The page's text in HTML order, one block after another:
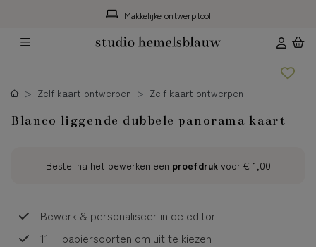
Makkelijke ontwerptool
Zelf kaart ontwerpen Zelf kaart ontwerpen
Blanco liggende dubbele panorama kaart
Bestel na het bewerken een proefdrukvoor € 1,00
Bewerk & personaliseer in de editor
11+ papiersoorten om uit te kiezen